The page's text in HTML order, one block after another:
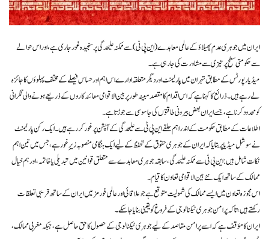
ایران میں جوہری عدم پھیلاؤ کے عالمی معاہدے (این پی ٹی) سے ممکنہ علیحدگی پر سنجیدہ غور جاری ہے، اور اس حوالے
سے حکومتی سطح پر تیزی سے مشاورت کی جا رہی ہے۔
میڈیا رپورٹس کے مطابق تہران میں پارلیمنٹ اور دیگر متعلقہ ادارے اس اہم اور حساس فیصلے کے مختلف پہلوؤں کا جائزہ
لے رہے ہیں۔ ذرائع کا کہنا ہے کہ اس اقدام کا مقصد مبینہ طور پر بین الاقوامی معائنہ کاروں کے ذریعے ہونے والی نگرانی
کو محدود کرنا ہے، جسے ایران بعض بیرونی طاقتوں کی جاسوسی سے جوڑتا ہے۔
اطلاعات کے مطابق حکومت کے اندر اہم حلقے این پی ٹی سے علیحدگی کے آپشن پر غور کر رہے ہیں۔ ایک رکن پارلیمنٹ
نے سوشل میڈیا پر بتایا کہ ایران کے جوہری حقوق کے تحفظ کے لیے ایک ہنگامی منصوبہ زیرِ غور ہے، جس میں تین اہم
نکات شامل ہیں: این پی ٹی سے ممکنہ علیحدگی، سابقہ جوہری معاہدے سے متعلق قوانین میں تبدیلی یا خاتمہ، اور ہم خیال
ممالک کے ساتھ ایک نئے بین الاقوامی تعاون کا قیام۔
اس مجوزہ تعاون میں ایسے ممالک کی شمولیت متوقع ہے جو علاقائی اور عالمی فورمز میں ایران کے ساتھ قریبی تعلقات
رکھتے ہیں، تاکہ پرامن جوہری ٹیکنالوجی کے فروغ کو یقینی بنایا جا سکے۔
ایران کا مؤقف ہے کہ اسے پرامن مقاصد کے لیے جوہری ٹیکنالوجی کے حصول کا حق حاصل ہے، جبکہ مغربی ممالک،